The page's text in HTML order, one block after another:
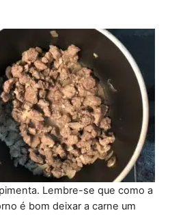
Lembre-se que como a
é bom deixar a carne um